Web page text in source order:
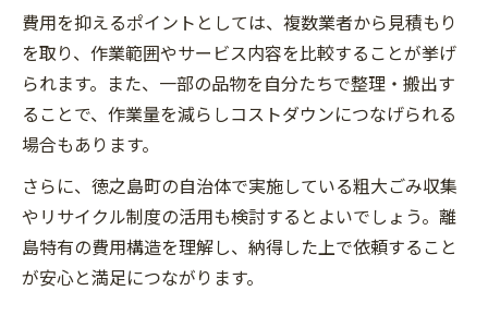
費用を抑えるポイントとしては、複数業者から見積もり
を取り、作業範囲やサービス内容を比較することが挙げ
られます。また、一部の品物を自分たちで整理・搬出す
ることで、作業量を減らしコストダウンにつなげられる
場合もあります。
さらに、徳之島町の自治体で実施している粗大ごみ収集
やリサイクル制度の活用も検討するとよいでしょう。離
島特有の費用構造を理解し、納得した上で依頼すること
が安心と満足につながります。